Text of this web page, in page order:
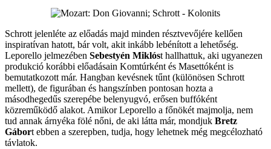
Schrott jelenléte az előadás majd minden résztvevőjére kellően
inspiratívan hatott, bár volt, akit inkább lebénított a lehetőség.
Leporello jelmezében Sebestyén Miklóst hallhattuk, aki ugyanezen
produkció korábbi előadásain Komtúrként és Masettóként is
bemutatkozott már. Hangban kevésnek tűnt (különösen Schrott
mellett), de figurában és hangszínben pontosan hozta a
másodhegedűs szerepébe belenyugvó, erősen buffóként
közreműködő alakot. Amikor Leporello a főnökét majmolja, nem
tud annak árnyéka fölé nőni, de aki látta már, mondjuk Bretz
Gábort ebben a szerepben, tudja, hogy lehetnek még megcélozható
távlatok.